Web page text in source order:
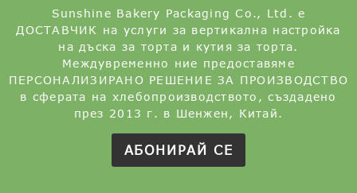
Sunshine Bakery Packaging Co., Ltd. е
ДОСТАВЧИК на услуги за вертикална настройка
на дъска за торта и кутия за торта.
Междувременно ние предоставяме
ПЕРСОНАЛИЗИРАНО РЕШЕНИЕ ЗА ПРОИЗВОДСТВО
в сферата на хлебопроизводството, създадено
през 2013 г. в Шенжен, Китай.
АБОНИРАЙ СЕ